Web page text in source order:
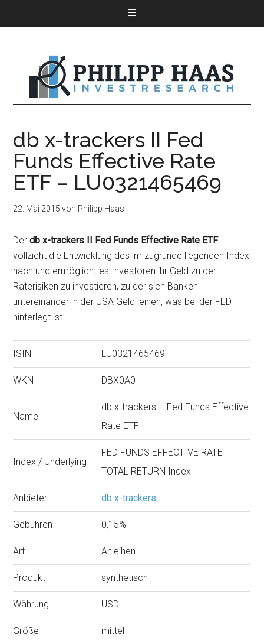
db x-trackers II Fed
Funds Effective Rate
ETF – LU0321465469
22. Mai 2015 von Philipp Haas
Derdb x-trackers II Fed Funds Effective Rate ETF
vollzieht die Entwicklung des im zugrunde liegenden Index
nach und ermöglicht es Investoren ihr Geld zu der
Raterisiken zu investieren, zu der sich Banken
untereinander in der USA Geld leihen, was bei der FED
hinterlegt ist
ISIN LU0321465469
WKN DBX0A0
Name
db x-trackers II Fed Funds Effective
Rate ETF
Index / Underlying
FED FUNDS EFFECTIVE RATE
TOTAL RETURN Index
Anbieter db x-trackers
Gebühren 0,15%
Art Anleihen
Produkt synthetisch
Währung USD
Größe mittel